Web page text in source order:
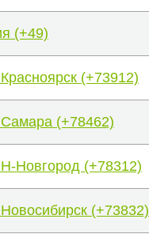
(+49)
(+73912)
(+78462)
Новгород (+78312)
(+73832)